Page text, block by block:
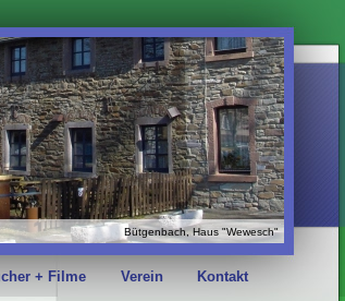
Bütgenbach, Haus "Wewesch"
+ Filme Verein Kontakt